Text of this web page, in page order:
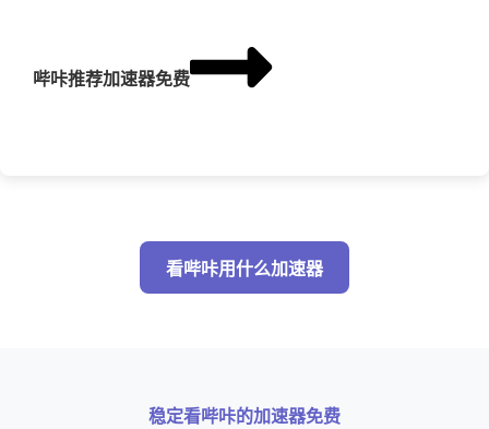
哔咔推荐加速器免费
看哔咔用什么加速器
稳定看哔咔的加速器免费